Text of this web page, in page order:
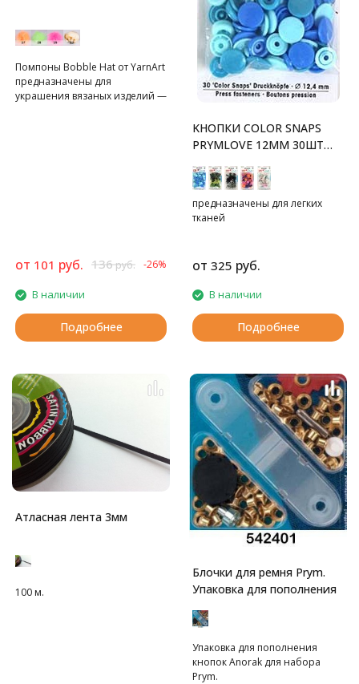
Помпоны Bobble Hat от YarnArt
предназначены для
украшения вязаных изделий —
от 101 руб. 136руб. -26%
В наличии
Подробнее
KНОПКИ COLOR SNAPS
PRYMLOVE 12ММ 30ШТ
предназначены для легких
тканей
от 325 руб.
В наличии
Подробнее
Атласная лента 3мм
100 м.
Блочки для ремня Prym.
Упаковка для пополнения
Упаковка для пополнения
кнопок Anorak для набора
Prym.